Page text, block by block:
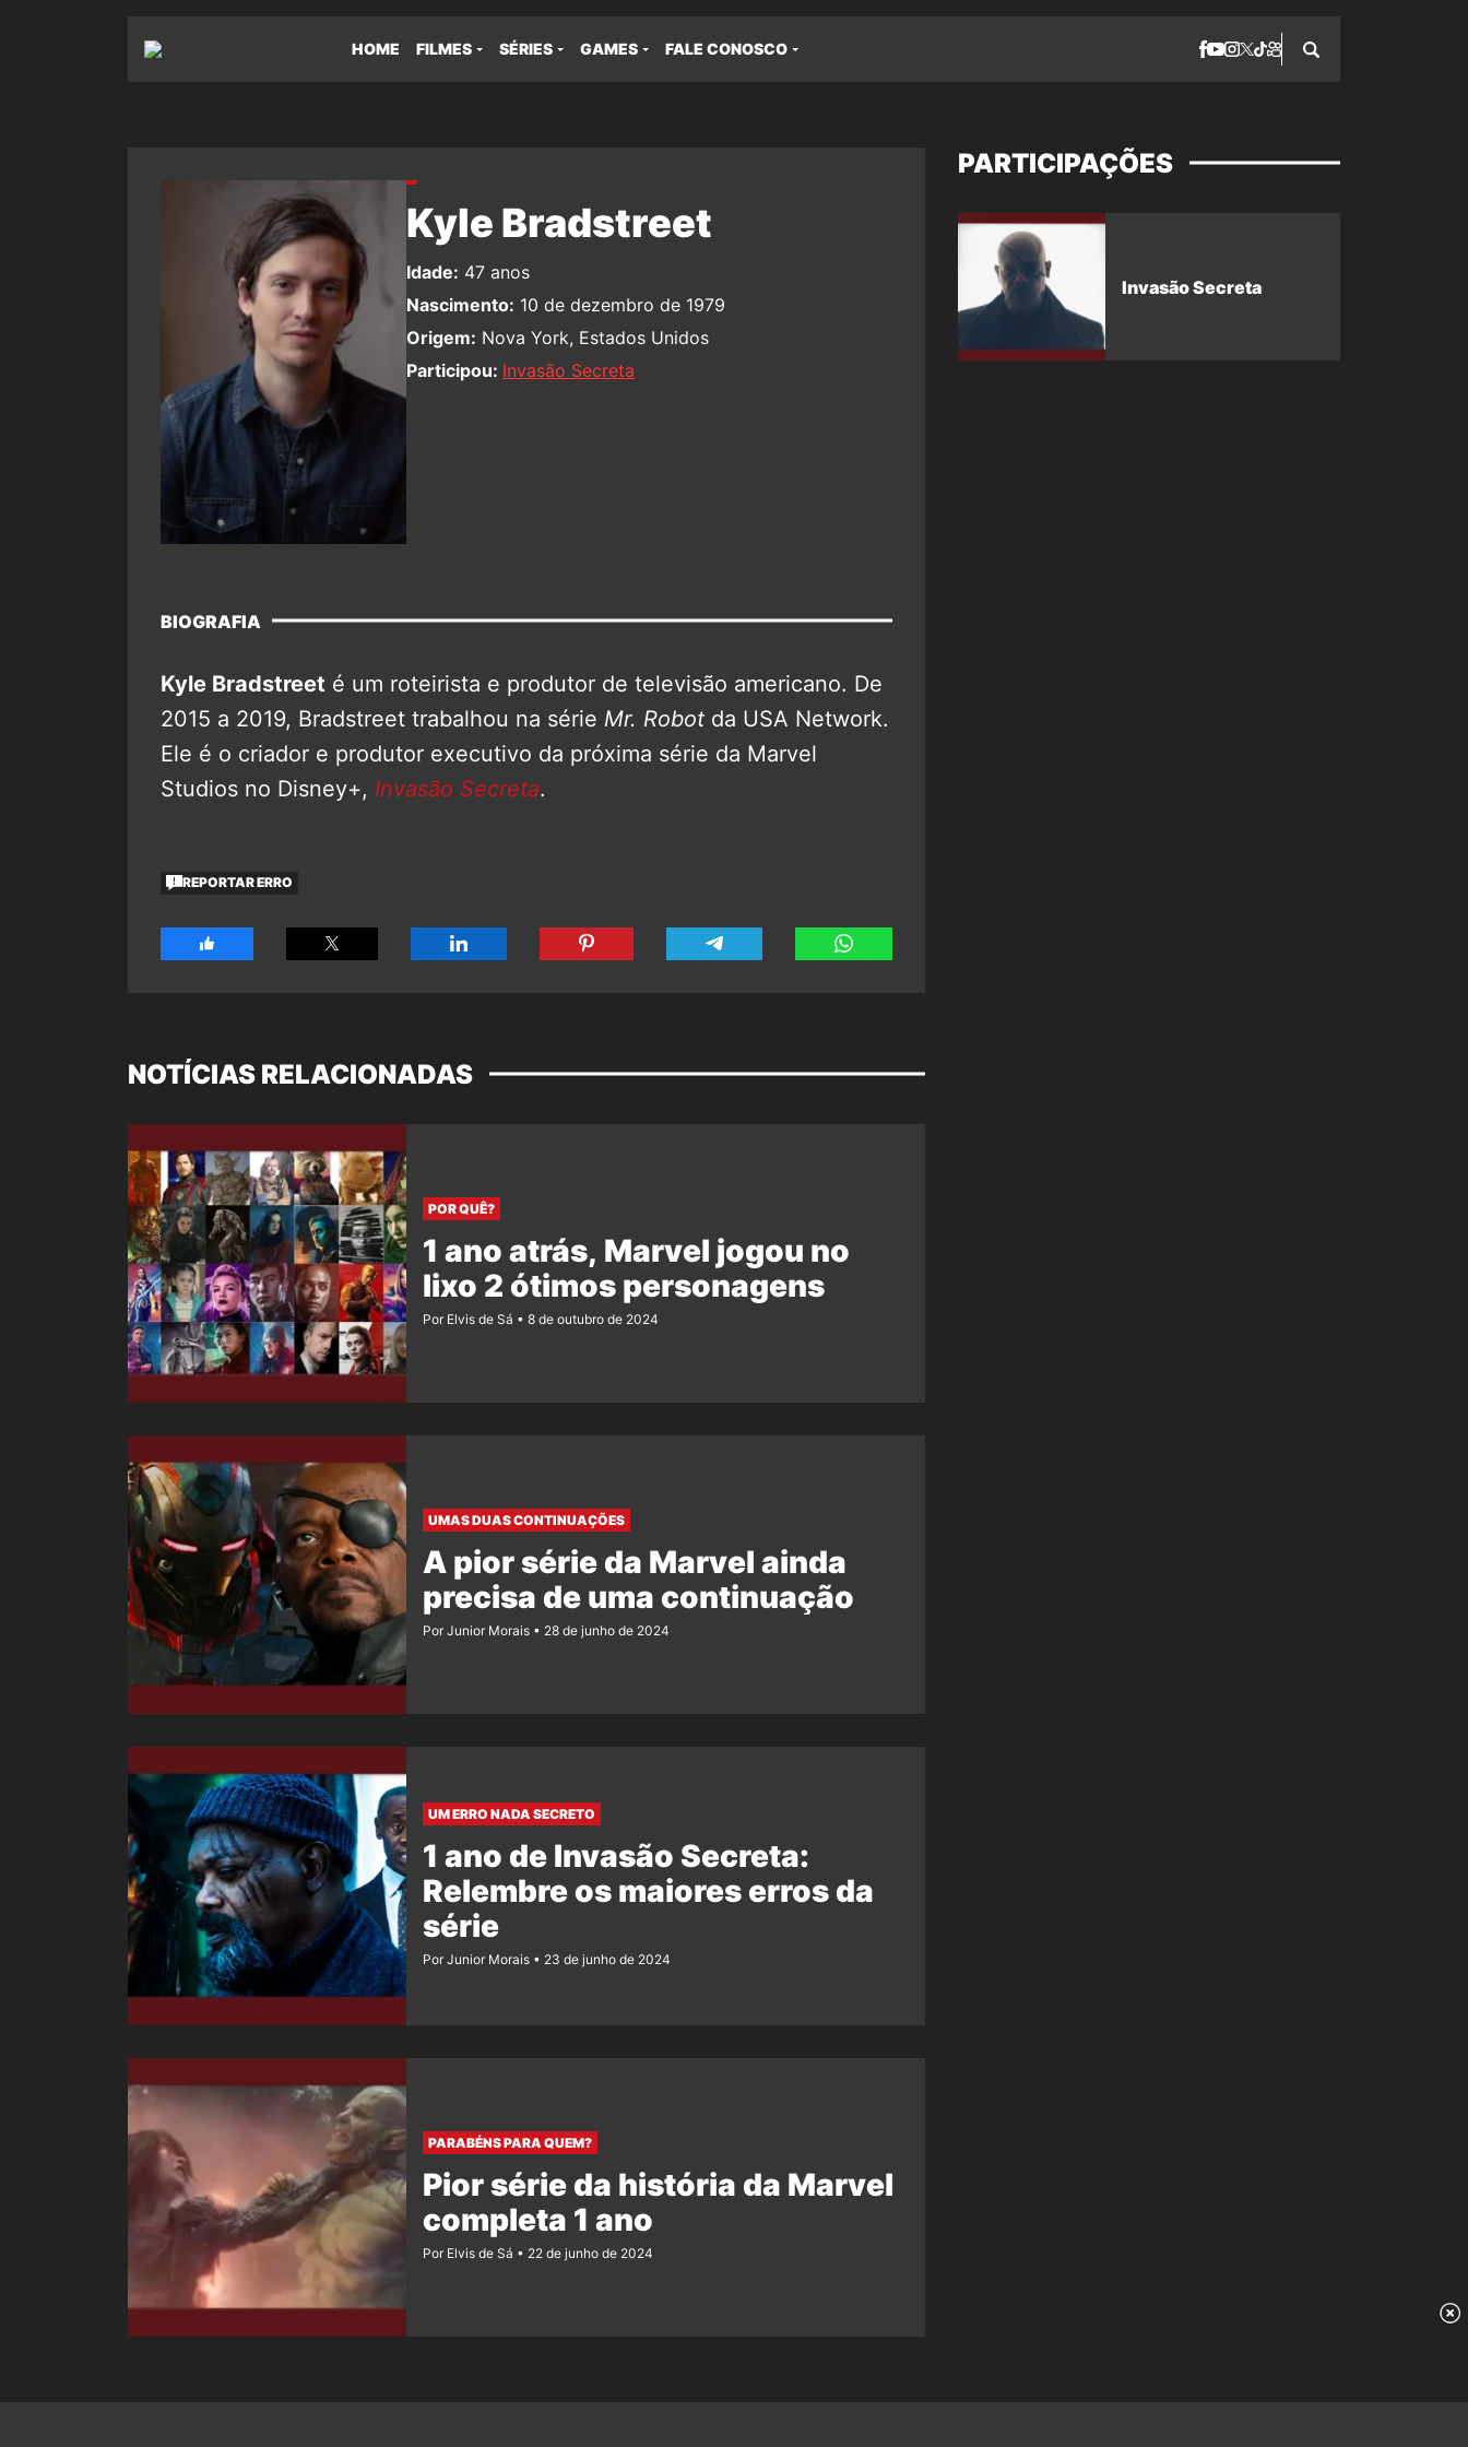
HOME FILMES SÉRIES GAMES FALE CONOSCO
Kyle Bradstreet
Idade: 47 anos
Nascimento: 10 de dezembro de 1979
Origem: Nova York, Estados Unidos
Participou: Invasão Secreta
BIOGRAFIA
Kyle Bradstreet é um roteirista e produtor de televisão americano. De
2015 a 2019, Bradstreet trabalhou na série Mr. Robot da USA Network.
Ele é o criador e produtor executivo da próxima série da Marvel
Studios no Disney+, Invasão Secreta.
REPORTAR ERRO
NOTÍCIAS RELACIONADAS
POR QUÊ?
1 ano atrás, Marvel jogou no
lixo 2 ótimos personagens
Por Elvis de Sá 8 de outubro de 2024
UMAS DUAS CONTINUAÇÕES
A pior série da Marvel ainda
precisa de uma continuação
Por Junior Morais 28 de junho de 2024
UM ERRO NADA SECRETO
1 ano de Invasão Secreta:
Relembre os maiores erros da
série
Por Junior Morais 23 de junho de 2024
PARABÉNS PARA QUEM?
Pior série da história da Marvel
completa 1 ano
Por Elvis de Sá 22 de junho de 2024
PARTICIPAÇÕES
Invasão Secreta